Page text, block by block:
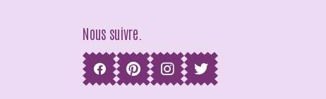
Nous suivre.